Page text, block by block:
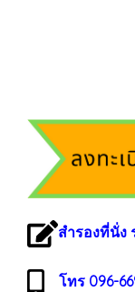
สำรองที่นั่ง
โทร 096-